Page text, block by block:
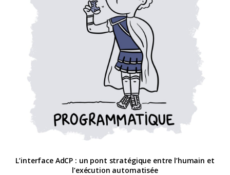
L’interface AdCP : un pont stratégique entre l’humain et
l’exécution automatisée